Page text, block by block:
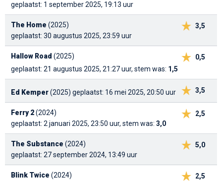
geplaatst: 1 september 2025, 19:13 uur
3,5
The Home (2025)
geplaatst: 30 augustus 2025, 23:59 uur
0,5
Hallow Road (2025)
geplaatst: 21 augustus 2025, 21:27 uur, stem was: 1,5
3,5
Ed Kemper(2025) geplaatst: 16 mei 2025, 20:50 uur
2,5
Ferry 2(2024)
geplaatst: 2 januari 2025, 23:50 uur, stem was: 3,0
5,0
The Substance (2024)
geplaatst: 27 september 2024, 13:49 uur
2,5
Blink Twice (2024)